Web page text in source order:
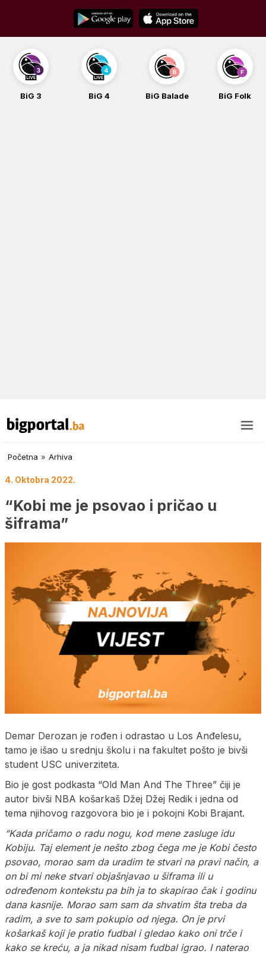
content
BiG 3 BiG 4 BiG Balade BiG Folk
Početna » Arhiva
4. Oktobra 2022.
“Kobi me je psovao i pričao u
šiframa”
Demar Derozan je rođen i odrastao u Los Anđelesu,
tamo je išao u srednju školu i na fakultet pošto je bivši
student USC univerziteta.
Bio je gost podkasta “Old Man And The Three” čiji je
autor bivši NBA košarkaš Džej Džej Redik i jedna od
tema njihovog razgovora bio je i pokojni Kobi Brajant.
“Kada pričamo o radu nogu, kod mene zasluge idu
Kobiju. Taj element je nešto zbog čega me je Kobi često
psovao, morao sam da uradim te stvari na pravi način, a
on bi mi neke stvari objašnjavao u šiframa ili u
određenom kontekstu pa bih ja to skapirao čak i godinu
dana kasnije. Morao sam sam da shvatim šta treba da
radim, a sve to sam pokupio od njega. On je prvi
košarkaš koji je pratio fudbal i gledao kako oni trče i
kako se kreću, a ja nikad nisam fudbal igrao. I naterao